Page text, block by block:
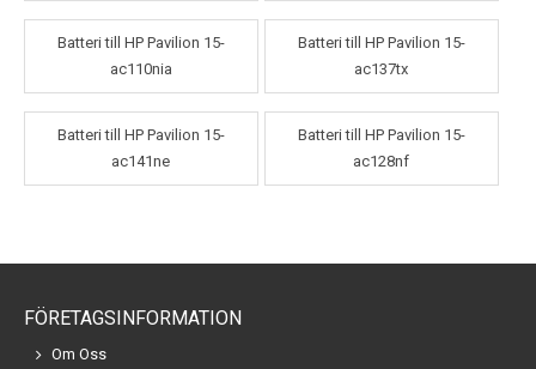
Batteri till HP Pavilion 15-
ac110nia
Batteri till HP Pavilion 15-
ac137tx
Batteri till HP Pavilion 15-
ac141ne
Batteri till HP Pavilion 15-
ac128nf
FÖRETAGSINFORMATION
Om Oss